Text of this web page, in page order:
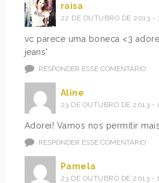
raisa
22 DE OUTUBRO DE 2013 -
vc parece uma boneca <3
jeans'
RESPONDER ESSE COMENTÁRIO
Aline
23 DE OUTUBRO DE 2013 -
Adorei! Vamos nos permitir
RESPONDER ESSE COMENTÁRIO
Pamela
23 DE OUTUBRO DE 2013 -